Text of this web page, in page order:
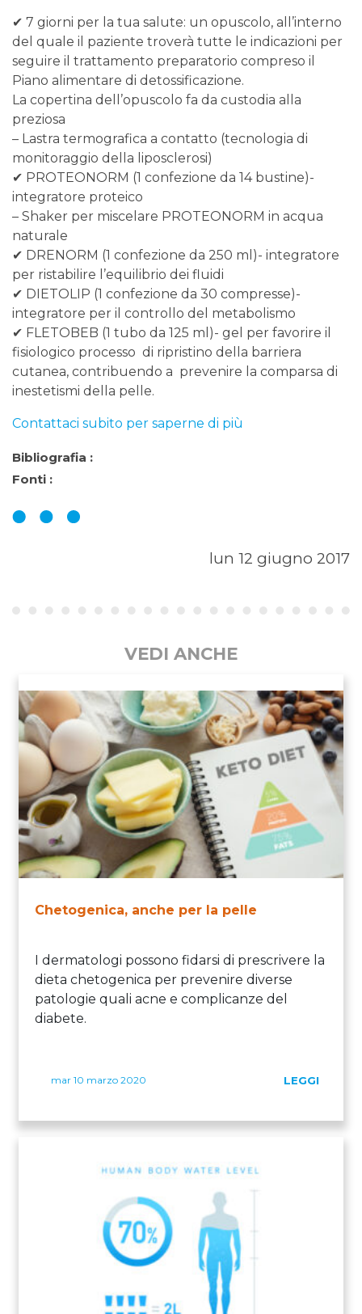
✔ 7 giorni per la tua salute: un opuscolo, all’interno
del quale il paziente troverà tutte le indicazioni per
seguire il trattamento preparatorio compreso il
Piano alimentare di detossificazione.
La copertina dell’opuscolo fa da custodia alla
preziosa
– Lastra termografica a contatto (tecnologia di
monitoraggio della liposclerosi)
✔ PROTEONORM (1 confezione da 14 bustine)-
integratore proteico
– Shaker per miscelare PROTEONORM in acqua
naturale
✔ DRENORM (1 confezione da 250 ml)- integratore
per ristabilire l’equilibrio dei fluidi
✔ DIETOLIP (1 confezione da 30 compresse)-
integratore per il controllo del metabolismo
✔ FLETOBEB (1 tubo da 125 ml)- gel per favorire il
fisiologico processo di ripristino della barriera
cutanea, contribuendo a prevenire la comparsa di
inestetismi della pelle.
Contattaci subito per saperne di più
Bibliografia :
Fonti :
lun 12 giugno 2017
VEDI ANCHE
Chetogenica, anche per la pelle
I dermatologi possono fidarsi di prescrivere la
dieta chetogenica per prevenire diverse
patologie quali acne e complicanze del
diabete.
mar 10 marzo 2020 LEGGI